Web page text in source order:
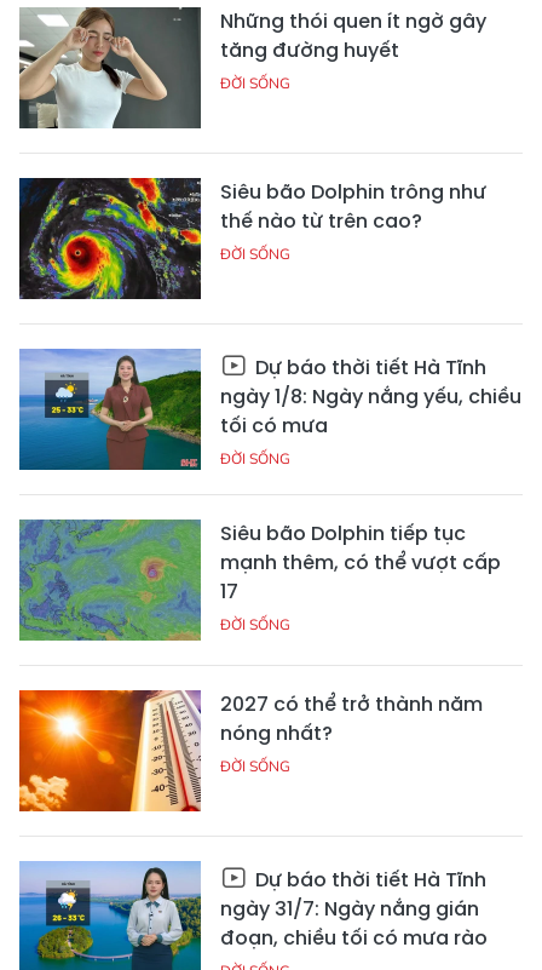
Những thói quen ít ngờ gây
tăng đường huyết
ĐỜI SỐNG
Siêu bão Dolphin trông như
thế nào từ trên cao?
ĐỜI SỐNG
Dự báo thời tiết Hà Tĩnh
ngày 1/8: Ngày nắng yếu, chiều
tối có mưa
ĐỜI SỐNG
Siêu bão Dolphin tiếp tục
mạnh thêm, có thể vượt cấp
17
ĐỜI SỐNG
2027 có thể trở thành năm
nóng nhất?
ĐỜI SỐNG
Dự báo thời tiết Hà Tĩnh
ngày 31/7: Ngày nắng gián
đoạn, chiều tối có mưa rào